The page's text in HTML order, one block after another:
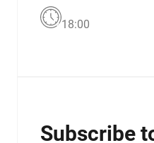
18:00
Subscribe